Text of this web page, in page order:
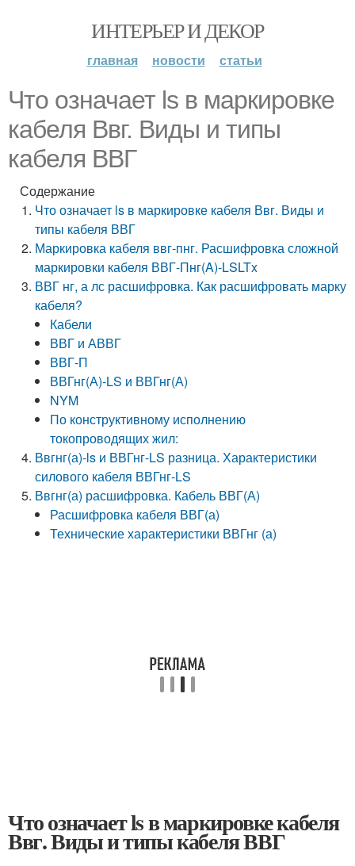
ИНТЕРЬЕР И ДЕКОР
главная новости статьи
Что означает ls в маркировке
кабеля Ввг. Виды и типы
кабеля ВВГ
Содержание
Что означает ls в маркировке кабеля Ввг. Виды и
типы кабеля ВВГ
Маркировка кабеля ввг-пнг. Расшифровка сложной
маркировки кабеля ВВГ-Пнг(A)-LSLTx
ВВГ нг, а лс расшифровка. Как расшифровать марку
кабеля?
Кабели
ВВГ и АВВГ
ВВГ-П
ВВГнг(А)-LS и ВВГнг(А)
NYM
По конструктивному исполнению
токопроводящих жил:
Ввгнг(а)-ls и ВВГнг-LS разница. Характеристики
силового кабеля ВВГнг-LS
Ввгнг(а) расшифровка. Кабель ВВГ(А)
Расшифровка кабеля ВВГ(а)
Технические характеристики ВВГнг (а)
Что означает ls в маркировке кабеля
Ввг. Виды и типы кабеля ВВГ